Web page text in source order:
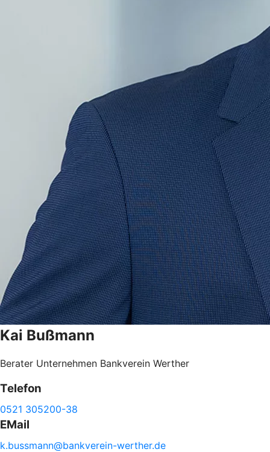
Kai Bußmann
Berater Unternehmen Bankverein Werther
Telefon
0521 305200-38
EMail
k.bussmann@bankverein-werther.de